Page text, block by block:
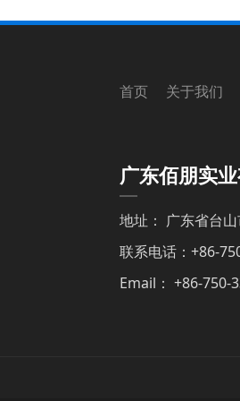
首页 关于我们
广东佰朋实
地址： 广东省台
联系电话：+86-
Email： +86-750-